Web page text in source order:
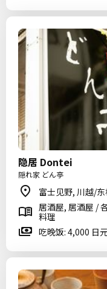
隐居 Dontei
隠れ家 どん亭
富士见野, 川越/
居酒屋, 居酒屋 /
料理
吃晚饭: 4,000 日